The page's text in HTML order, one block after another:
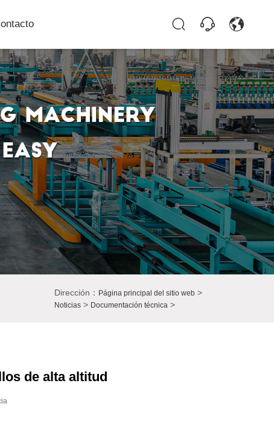
Dirección： Página principal del sitio web>
Noticias> Documentación técnica >
de alta altitud